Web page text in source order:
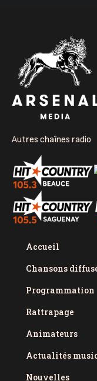
Autres chaînes radio
Accueil
Chansons
Programmation
Rattrapage
Animateurs
Actualités
Nouvelles